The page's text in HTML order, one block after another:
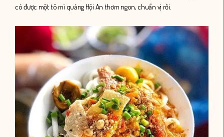
có được một tô mì quảng Hội An thơm ngon, chuẩn vị rồi.